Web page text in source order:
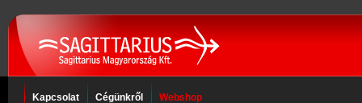
Kapcsolat Cégünkről Webshop